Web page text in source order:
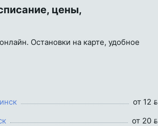
цены,
Остановки на карте, удобное
от 12 
от 20 